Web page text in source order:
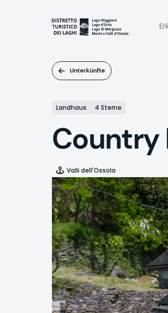
Unterkünfte
Landhaus 4 Sterne
Country
Valli dell'Ossola